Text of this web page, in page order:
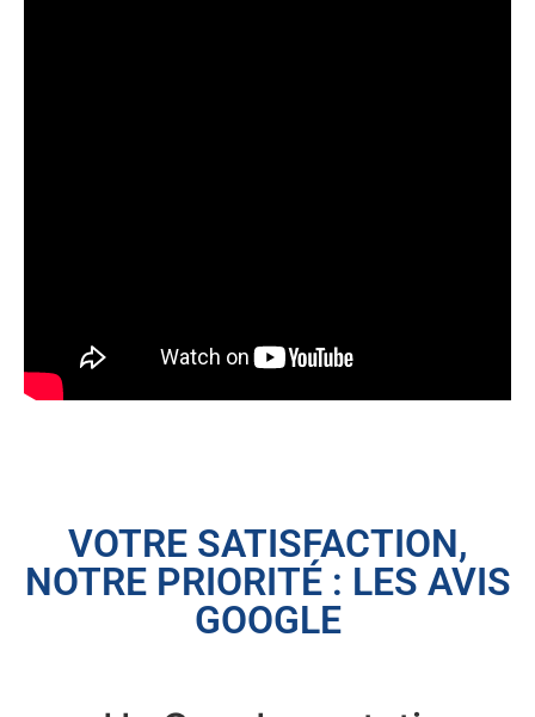
VOTRE SATISFACTION,
NOTRE PRIORITÉ : LES AVIS
GOOGLE